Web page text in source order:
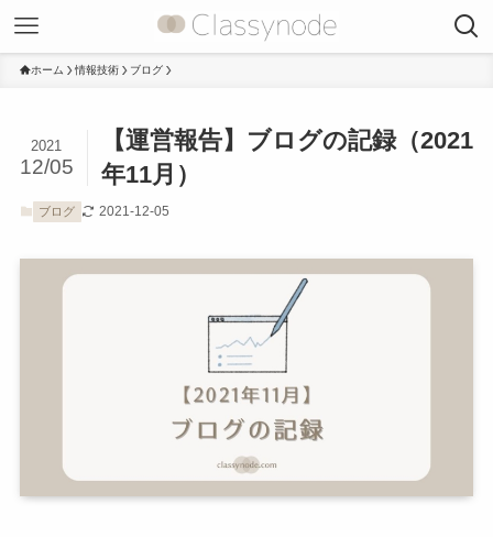
ホーム 情報技術 ブログ
【運営報告】ブログの記録（2021
年11月）
2021
12/05
ブログ 2021-12-05